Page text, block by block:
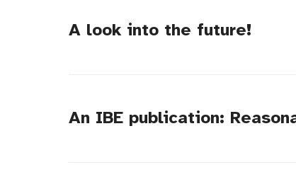
A look into the future!
An IBE publication: